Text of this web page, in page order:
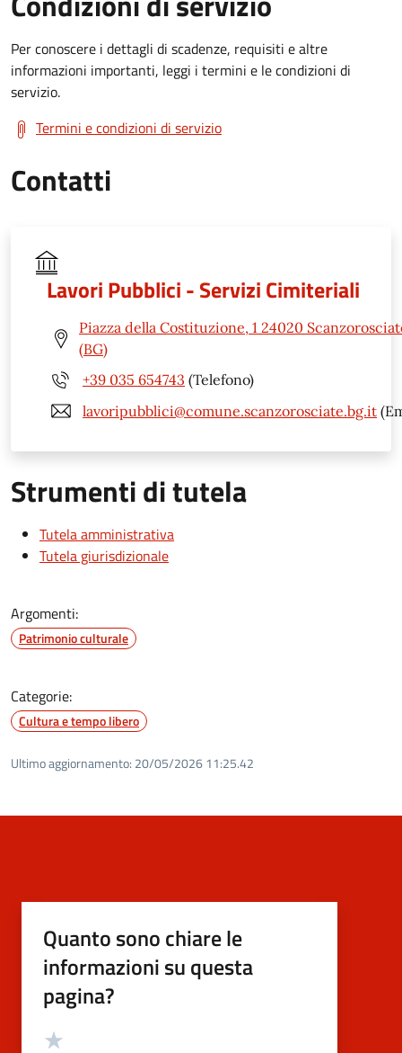
Per conoscere i dettagli di scadenze, requisiti e altre
informazioni importanti, leggi i termini e le condizioni di
servizio.
Termini e condizioni di servizio
Contatti
Lavori Pubblici - Servizi Cimiteriali
Piazza della Costituzione, 1 24020
(BG)
+39 035 654743 (Telefono)
lavoripubblici@comune.scanzorosciate.bg.it
Strumenti di tutela
Tutela amministrativa
Tutela giurisdizionale
Argomenti:
Patrimonio culturale
Categorie:
Cultura e tempo libero
Ultimo aggiornamento: 20/05/2026 11:25.42
Quanto sono chiare le
informazioni su questa
pagina?
Valutazione